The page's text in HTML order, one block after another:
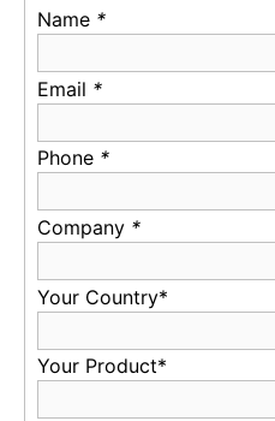
Name *
Email *
Phone *
Company *
Your Country*
Your Product*